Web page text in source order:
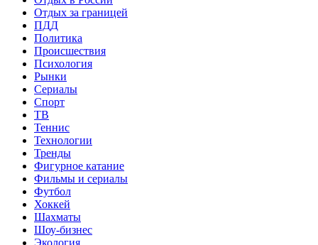
Отдых за границей
ПДД
Политика
Происшествия
Психология
Рынки
Сериалы
Спорт
ТВ
Теннис
Технологии
Тренды
Фигурное катание
Фильмы и сериалы
Футбол
Хоккей
Шахматы
Шоу-бизнес
Экология